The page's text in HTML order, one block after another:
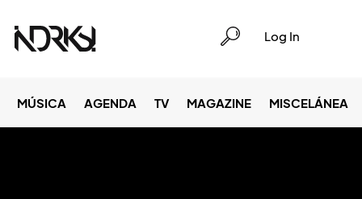
Log In
MÚSICA AGENDA TV MAGAZINE MISCELÁNEA